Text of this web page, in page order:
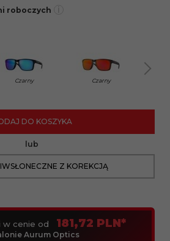
Czarny Czarny
w cenie od 181,72 PLN*
Aurum Optics
roboczych
DO KOSZYKA
lub
Z KOREKCJĄ